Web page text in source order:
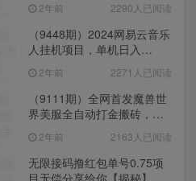
2年前 2290人已阅读
（9448期）2024网易云音乐
人挂机项目，单机日入
2年前 2271人已阅读
（9111期）全网首发魔兽世
界美服全自动打金搬砖，日
姆级教学
2年前 2163人已阅读
无限接码撸红包单号0.75项